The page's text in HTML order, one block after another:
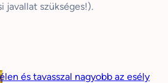
javallat szükséges!).
és tavasszal nagyobb az esély